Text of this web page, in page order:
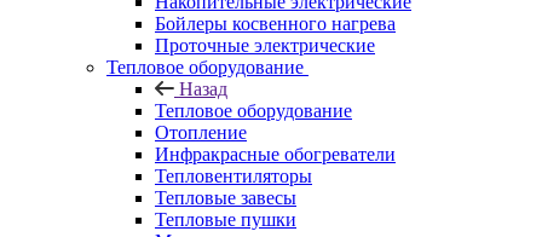
Бойлеры косвенного нагрева
Проточные электрические
Тепловое оборудование
Назад
Тепловое оборудование
Отопление
Инфракрасные обогреватели
Тепловентиляторы
Тепловые завесы
Тепловые пушки